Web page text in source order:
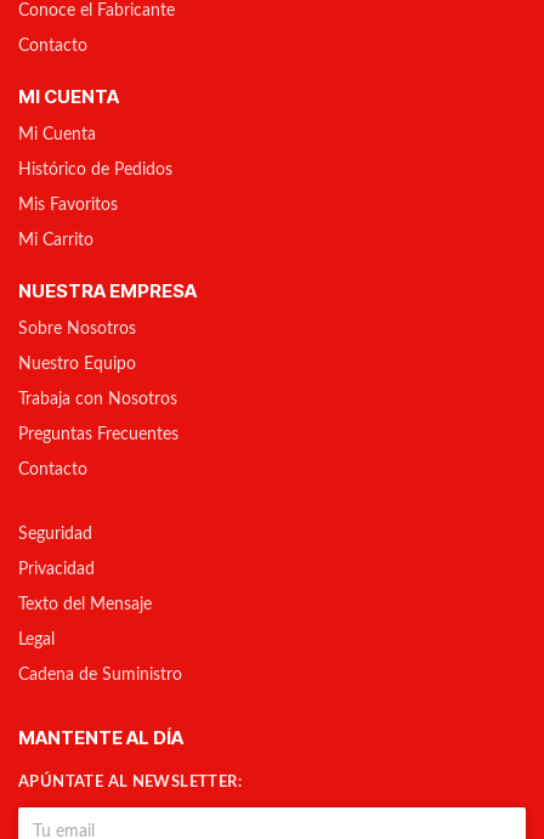
Conoce el Fabricante
Contacto
MI CUENTA
Mi Cuenta
Histórico de Pedidos
Mis Favoritos
Mi Carrito
NUESTRA EMPRESA
Sobre Nosotros
Nuestro Equipo
Trabaja con Nosotros
Preguntas Frecuentes
Contacto
Seguridad
Privacidad
Texto del Mensaje
Legal
Cadena de Suministro
MANTENTE AL DÍA
APÚNTATE AL NEWSLETTER: